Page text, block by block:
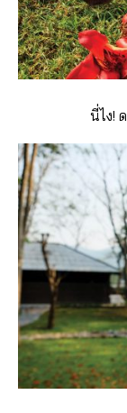
นี่ไง!